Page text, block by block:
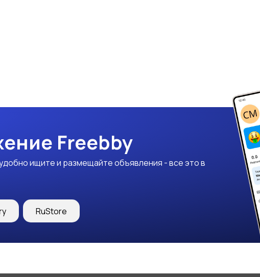
Freebby
ищите и размещайте объявления - все это в
RuStore